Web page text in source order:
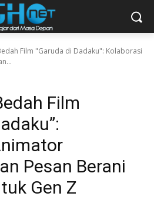
Film "Garuda di Dadaku": Kolaborasi
Film
Pesan Berani
Gen Z